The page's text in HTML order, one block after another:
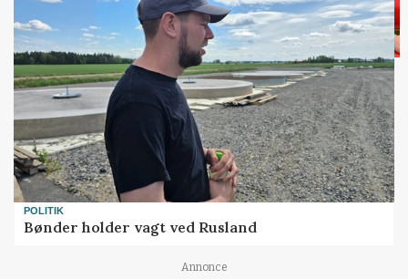
POLITIK
Bønder holder vagt ved Rusland
Annonce